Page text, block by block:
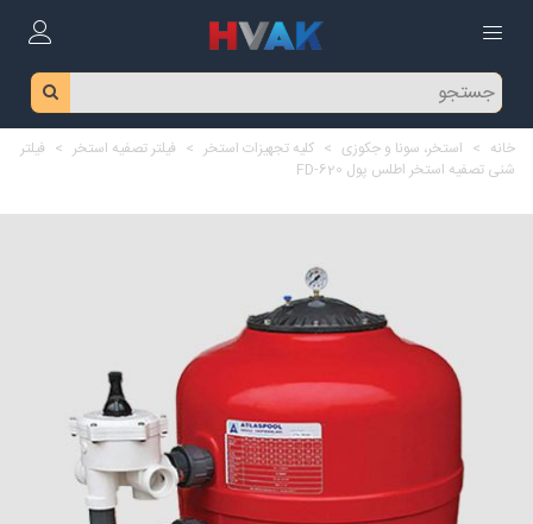
خانه > استخر، سونا و جکوزی > کلیه تجهیزات استخر > فیلتر تصفیه استخر > فیلتر
شنی تصفیه استخر اطلس پول FD-620